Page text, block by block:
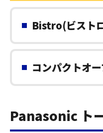
Bistro(ビスト
コンパクトオ
Panasonic ト